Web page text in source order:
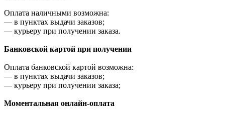
Оплата наличными возможна:
— в пунктах выдачи заказов;
— курьеру при получении заказа.
Банковской картой при получении
Оплата банковской картой возможна:
— в пунктах выдачи заказов;
— курьеру при получении заказа;
Моментальная онлайн-оплата